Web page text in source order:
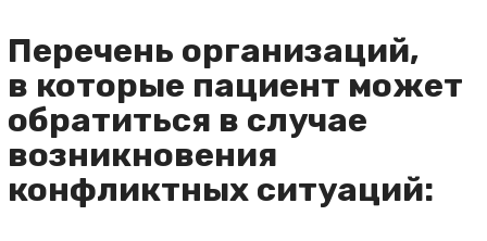
Политика конфиденциальности
сайта
Заявление на отзыв Персональных
данных
Условия использования сервиса
Яндекс Метрика и AppMetrica